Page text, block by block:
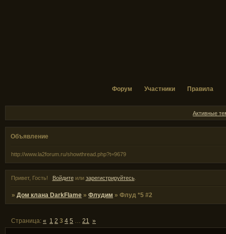
Форум Участники Правила
Активные
Объявление
http://www.la2forum.ru/showthread.php?t=9679
Привет, Гость! Войдитеили зарегистрируйтесь.
»Дом клана DarkFlame »Флудим »Флуд *5 #2
Страница:« 1 2 3 4 5 … 21 »